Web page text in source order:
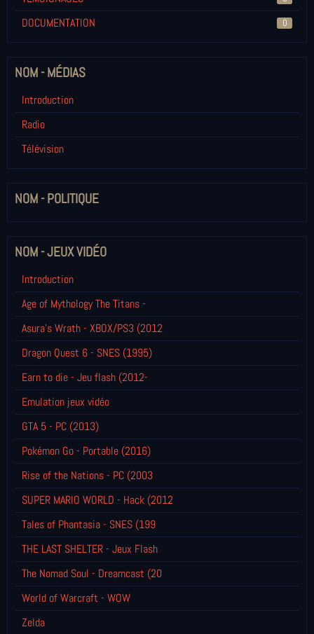
DOCUMENTATION 0
NOM - MÉDIAS
Introduction
Radio
Télévision
NOM - POLITIQUE
NOM - JEUX VIDÉO
Introduction
Age of Mythology The Titans -
Asura's Wrath - XBOX/PS3 (2012
Dragon Quest 6 - SNES (1995)
Earn to die - Jeu flash (2012-
Emulation jeux vidéo
GTA 5 - PC (2013)
Pokémon Go - Portable (2016)
Rise of the Nations - PC (2003
SUPER MARIO WORLD - Hack (2012
Tales of Phantasia - SNES (199
THE LAST SHELTER - Jeux Flash
The Nomad Soul - Dreamcast (20
World of Warcraft - WOW
Zelda